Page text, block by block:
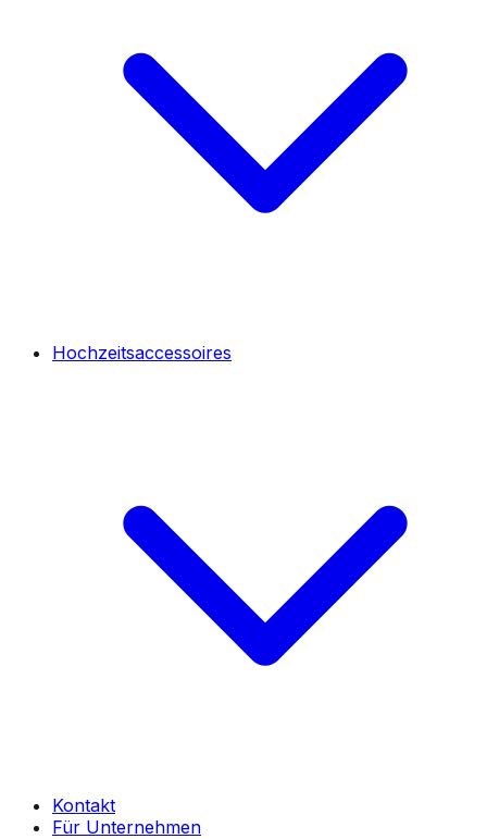
Hochzeitsaccessoires
Kontakt
Für Unternehmen